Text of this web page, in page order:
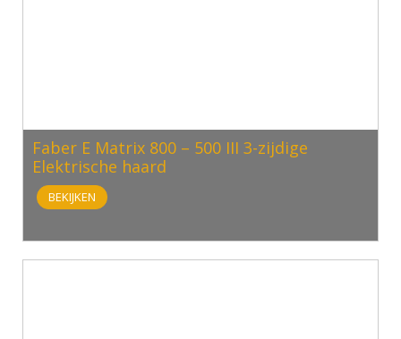
Faber E Matrix 800 – 500 III 3-zijdige
Elektrische haard
BEKIJKEN